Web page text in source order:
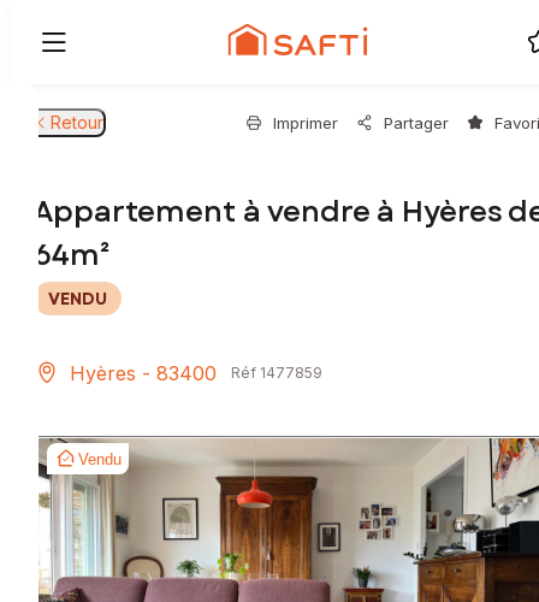
Retour Imprimer Partager
Appartement à vendre à Hyères
64m²
VENDU
Hyères - 83400 Réf 1477859
Vendu